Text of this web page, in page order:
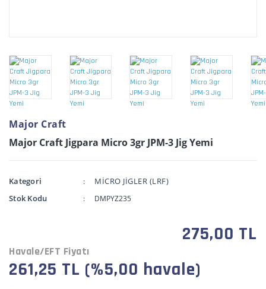
Major Craft
Major Craft Jigpara Micro 3gr JPM-3 Jig Yemi
Kategori
MİCRO JİGLER (LRF)
Stok Kodu
DMPYZ235
275,00 TL
Havale/EFT Fiyatı
261,25 TL (%5,00 havale)